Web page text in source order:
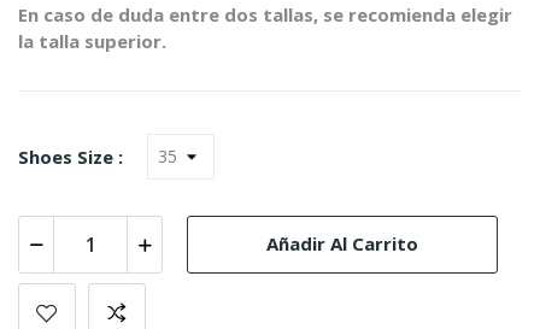
En caso de duda entre dos tallas, se recomienda elegir
la talla superior.
Shoes Size :
Añadir Al Carrito